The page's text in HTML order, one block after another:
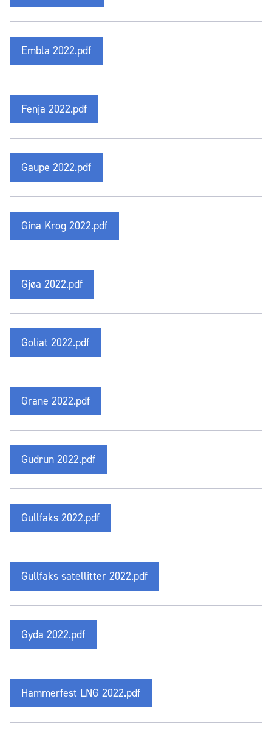
Embla 2022.pdf
Fenja 2022.pdf
Gaupe 2022.pdf
Gina Krog 2022.pdf
Gjøa 2022.pdf
Goliat 2022.pdf
Grane 2022.pdf
Gudrun 2022.pdf
Gullfaks 2022.pdf
Gullfaks satellitter 2022.pdf
Gyda 2022.pdf
Hammerfest LNG 2022.pdf